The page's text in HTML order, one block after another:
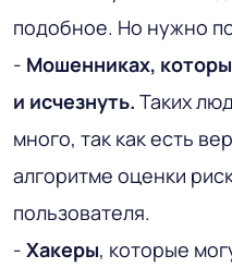
подобное. Но нужно
- Мошенниках,
и исчезнуть. Таких
много, так как есть
алгоритме оценки
пользователя.
- Хакеры, которые